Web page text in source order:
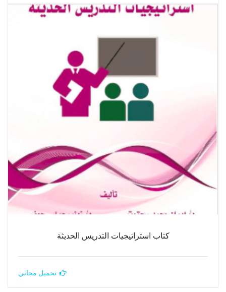
كتاب استراتيجيات التدريس الحديثة
تحميل مجاني